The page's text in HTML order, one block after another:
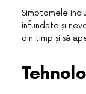
Simptomele
înfundate și
din timp și să